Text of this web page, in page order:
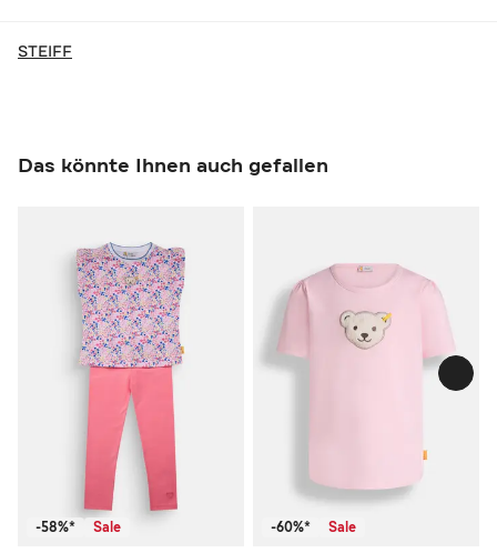
STEIFF
Das könnte Ihnen auch gefallen
-58%* Sale -60%* Sale